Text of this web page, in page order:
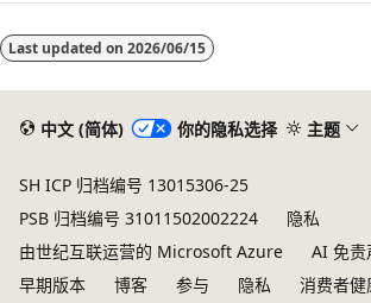
模
式
Last updated on 2026/06/15
中文 (简体) 你的隐私选择 主题
SH ICP 归档编号 13015306-25
PSB 归档编号 31011502002224
隐私
由世纪互联运营的 Microsoft Azure
AI 免责
早期版本
博客 参与 隐私 消费者健